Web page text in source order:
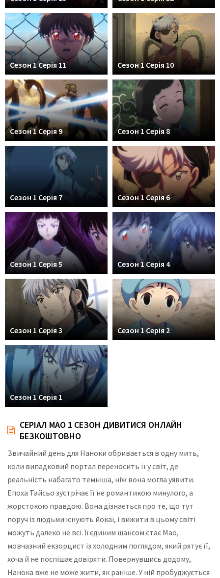
Сезон 1 Серія 11 Сезон 1 Серія 10
Сезон 1 Серія 9 Сезон 1 Серія 8
Сезон 1 Серія 7 Сезон 1 Серія 6
Сезон 1 Серія 5 Сезон 1 Серія 4
Сезон 1 Серія 3 Сезон 1 Серія 2
Сезон 1 Серія 1
СЕРІАЛ МАО 1 СЕЗОН ДИВИТИСЯ ОНЛАЙН
БЕЗКОШТОВНО
Звичайний день для Наноки обривається в одну мить,
коли випадковий портал переносить її у світ, де
реальність набагато темніша, ніж вона могла уявити.
Епоха Тайсьо зустрічає її не романтикою минулого, а
жорстокою правдою. Вона дізнається про те, що тут
поруч із людьми існують йокаї, і вижити в цьому світі
можуть далеко не всі. Її єдиним шансом стає Мао,
мовчазний екзорцист із холодним поглядом, який рятує її,
хоча й не поспішає довіряти. Повернувшись додому,
Нанока вже не може жити, як раніше. У ній пробуджується